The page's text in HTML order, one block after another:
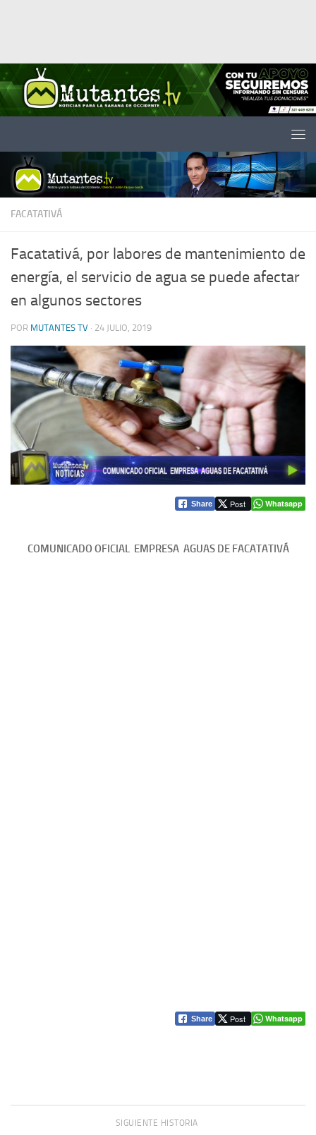
FACATATIVÁ
Facatativá, por labores de mantenimiento de
energía, el servicio de agua se puede afectar
en algunos sectores
POR MUTANTES TV · 24 JULIO, 2019
Share Post Whatsapp
COMUNICADO OFICIAL EMPRESA AGUAS DE FACATATIVÁ
Share Post Whatsapp
SIGUIENTE HISTORIA